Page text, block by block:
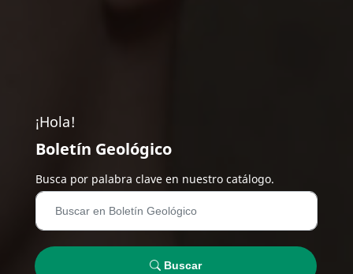
¡Hola!
Boletín Geológico
Busca por palabra clave en nuestro catálogo.
Buscar